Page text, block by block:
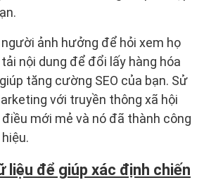
ảnh hưởng để hỏi xem họ
nội dung để đổi lấy hàng hóa
tăng cường SEO của bạn. Sử
với truyền thông xã hội
mới mẻ và nó đã thành công
liệu để giúp xác định chiến